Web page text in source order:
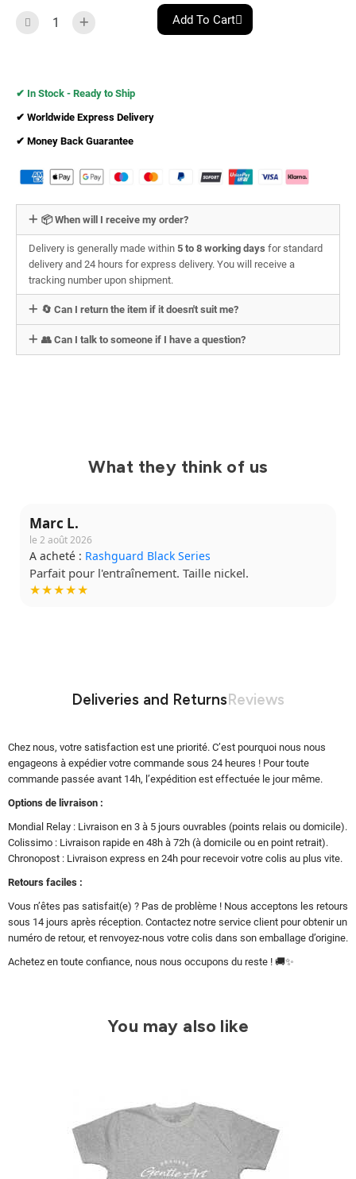
Add To Cart
✔︎ In Stock - Ready to Ship
✔︎ Worldwide Express Delivery
✔︎ Money Back Guarantee
📦 When will I receive my order?
Delivery is generally made within 5 to 8 working days for standard
delivery and 24 hours for express delivery. You will receive a
tracking number upon shipment.
🔄 Can I return the item if it doesn't suit me?
👥 Can I talk to someone if I have a question?
What they think of us
le 27 juillet 2026
A acheté :Short Grappling V2
Tissu confortable, je le mets à chaque séance.
★★★★☆
Deliveries and ReturnsReviews
Chez nous, votre satisfaction est une priorité. C’est pourquoi nous nous
engageons à expédier votre commande sous 24 heures ! Pour toute
commande passée avant 14h, l’expédition est effectuée le jour même.
Options de livraison :
Mondial Relay : Livraison en 3 à 5 jours ouvrables (points relais ou domicile).
Colissimo : Livraison rapide en 48h à 72h (à domicile ou en point retrait).
Chronopost : Livraison express en 24h pour recevoir votre colis au plus vite.
Retours faciles :
Vous n’êtes pas satisfait(e) ? Pas de problème ! Nous acceptons les retours
sous 14 jours après réception. Contactez notre service client pour obtenir un
numéro de retour, et renvoyez-nous votre colis dans son emballage d’origine.
Achetez en toute confiance, nous nous occupons du reste ! 🚚✨
You may also like